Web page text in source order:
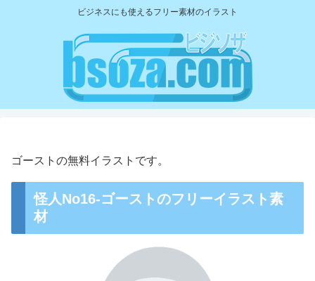
ビジネスにも使えるフリー素材のイラスト
ゴーストの無料イラストです。
怪人No16-ゴーストのフリーイラスト素
材